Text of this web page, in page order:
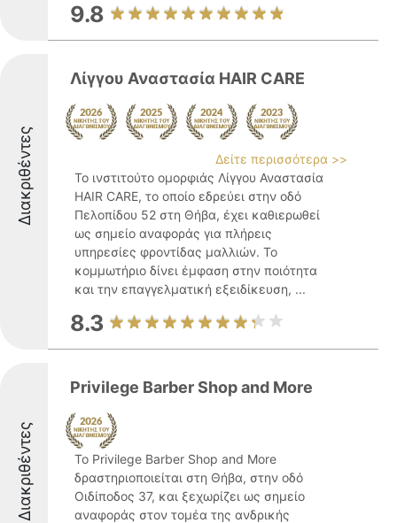
9.8
Διακριθέντες
Λίγγου Αναστασία HAIR CARE
Δείτε περισσότερα >>
Το ινστιτούτο ομορφιάς Λίγγου Αναστασία
HAIR CARE, το οποίο εδρεύει στην οδό
Πελοπίδου 52 στη Θήβα, έχει καθιερωθεί
ως σημείο αναφοράς για πλήρεις
υπηρεσίες φροντίδας μαλλιών. Το
κομμωτήριο δίνει έμφαση στην ποιότητα
και την επαγγελματική εξειδίκευση, ...
8.3
Διακριθέντες
Privilege Barber Shop and More
Το Privilege Barber Shop and More
δραστηριοποιείται στη Θήβα, στην οδό
Οιδίποδος 37, και ξεχωρίζει ως σημείο
αναφοράς στον τομέα της ανδρικής